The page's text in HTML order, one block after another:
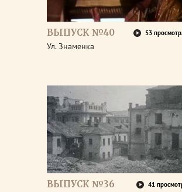
ВЫПУСК №40 53
Ул. Знаменка
ВЫПУСК №36 41